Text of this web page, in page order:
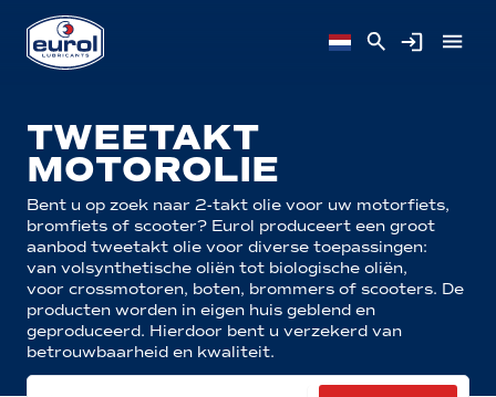
TWEETAKT
MOTOROLIE
Bent u op zoek naar 2-takt olie voor uw motorfiets,
bromfiets of scooter? Eurol produceert een groot
aanbod tweetakt olie voor diverse toepassingen:
van volsynthetische oliën tot biologische oliën,
voor crossmotoren, boten, brommers of scooters. De
producten worden in eigen huis geblend en
geproduceerd. Hierdoor bent u verzekerd van
betrouwbaarheid en kwaliteit.